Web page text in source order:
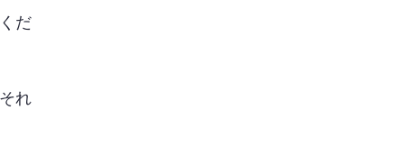
だ
れ